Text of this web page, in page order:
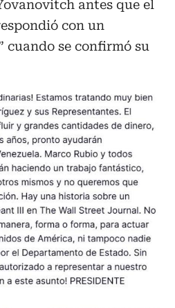
antes que el
con un
cuando se confirmó su